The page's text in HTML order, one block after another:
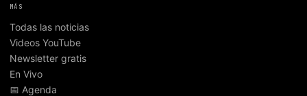
MÁS
Todas las noticias
Videos YouTube
Newsletter gratis
En Vivo
📅 Agenda